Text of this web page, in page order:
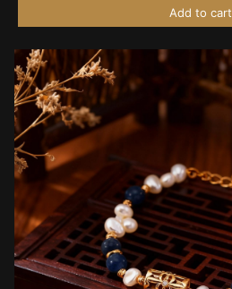
Add to cart